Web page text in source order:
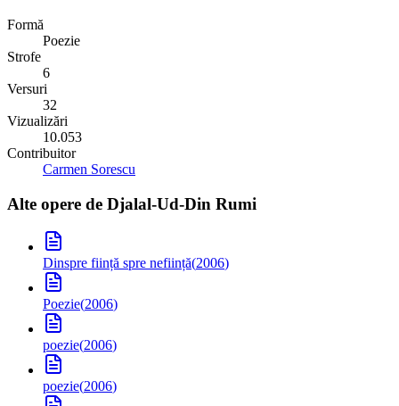
Formă
Poezie
Strofe
6
Versuri
32
Vizualizări
10.053
Contribuitor
Carmen Sorescu
Alte opere de Djalal-Ud-Din Rumi
Dinspre ființă spre neființă(2006)
Poezie(2006)
poezie(2006)
poezie(2006)